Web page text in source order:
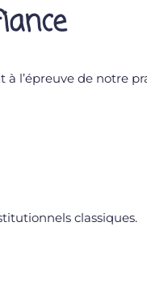
à l’épreuve de notre
classiques.